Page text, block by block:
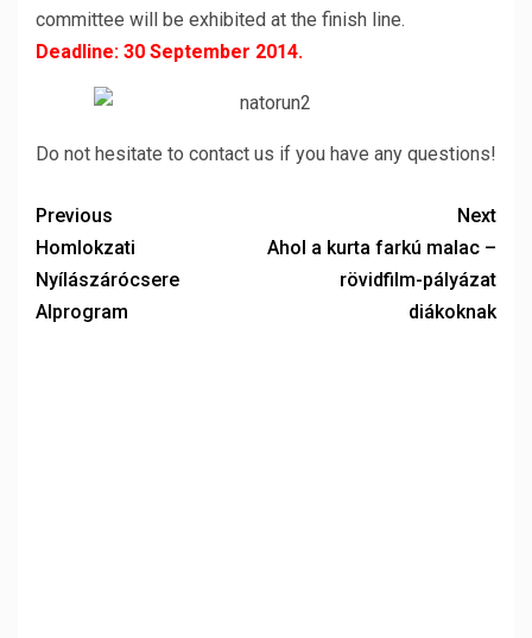
committee will be exhibited at the finish line.
Deadline: 30 September 2014.
Do not hesitate to contact us if you have any questions!
Previous
Homlokzati
Nyílászárócsere
Alprogram
Next
Ahol a kurta farkú malac –
rövidfilm-pályázat
diákoknak